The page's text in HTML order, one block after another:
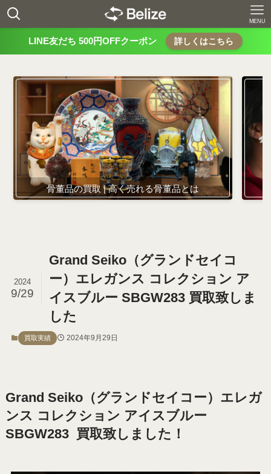
MENU
LINE友だち 500円OFFクーポン 詳しくはこちら
骨董品の買取 | 高く売れる骨董品とは
Grand Seiko（グランドセイコ
ー）エレガンス コレクション ア
イスブルー SBGW283 買取致しま
した
2024
9/29
買取実績 2024年9月29日
Grand Seiko（グランドセイコー）エレガ
ンス コレクション アイスブルー
SBGW283 買取致しました！